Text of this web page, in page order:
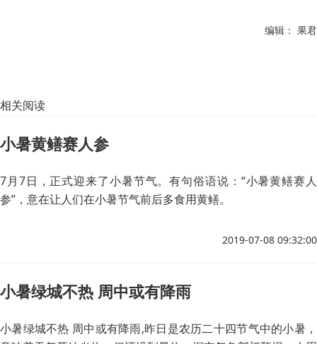
编辑： 果君
相关阅读
小暑黄鳝赛人参
7月7日，正式迎来了小暑节气。有句俗语说：“小暑黄鳝赛人
参”，意在让人们在小暑节气前后多食用黄鳝。
2019-07-08 09:32:00
小暑绿城不热 周中或有降雨
小暑绿城不热 周中或有降雨,昨日是农历二十四节气中的小暑，